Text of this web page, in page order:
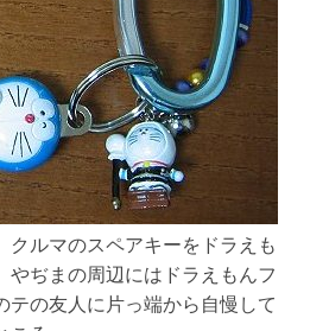
ルマのスペアキーをドラえも
やぢまの周辺にはドラえもんフ
テの友人に片っ端から自慢して